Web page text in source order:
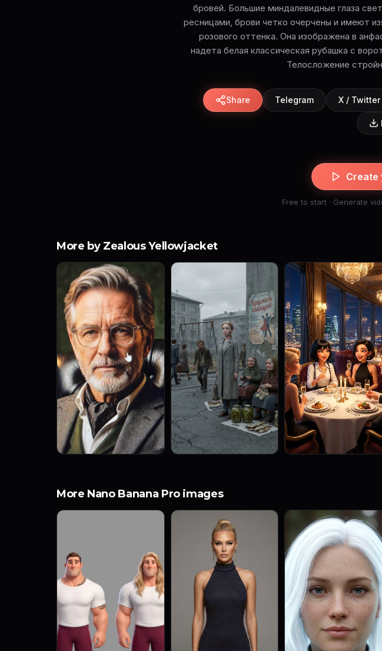
бровей. Большие миндалевидные глаза
ресницами, брови четко очерчены и имеют
розового оттенка. Она изображена в
надета белая классическая рубашка с
Телосложение
Share Telegram X / Twitter
Create
Free to start · Generate
More by Zealous Yellowjacket
More Nano Banana Pro images